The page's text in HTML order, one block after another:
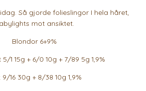
Så gjorde folieslingor I hela håret,
mot ansiktet.
Blondor 6+9%
1 15g + 6/0 10g + 7/89 5g 1,9%
9/16 30g + 8/38 10g 1,9%